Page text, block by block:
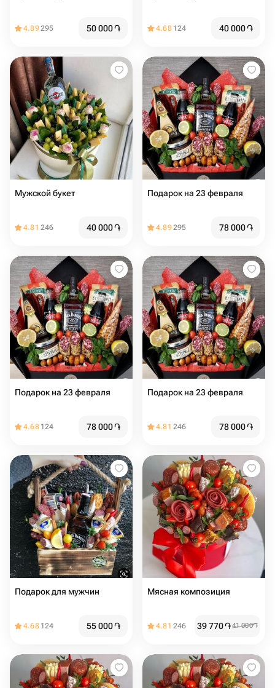
4.89295 50 000֏ 4.68 124 40 000֏
Мужской букет
4.81 246 40 000֏
Подарок на 23 февраля
4.89295 78 000֏
Подарок на 23 февраля
4.68 124 78 000֏
Подарок на 23 февраля
4.81 246 78 000֏
Подарок для мужчин
4.68 124 55 000֏
Мясная композиция
4.81 246 39 770֏41 000֏